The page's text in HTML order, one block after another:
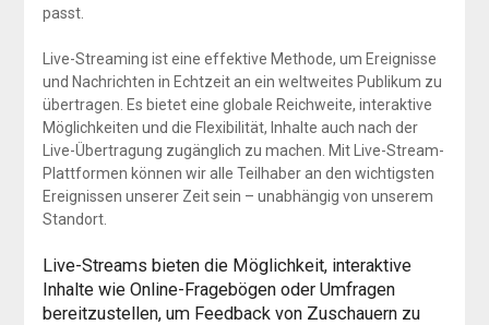
passt.
Live-Streaming ist eine effektive Methode, um Ereignisse
und Nachrichten in Echtzeit an ein weltweites Publikum zu
übertragen. Es bietet eine globale Reichweite, interaktive
Möglichkeiten und die Flexibilität, Inhalte auch nach der
Live-Übertragung zugänglich zu machen. Mit Live-Stream-
Plattformen können wir alle Teilhaber an den wichtigsten
Ereignissen unserer Zeit sein – unabhängig von unserem
Standort.
Live-Streams bieten die Möglichkeit, interaktive
Inhalte wie Online-Fragebögen oder Umfragen
bereitzustellen, um Feedback von Zuschauern zu